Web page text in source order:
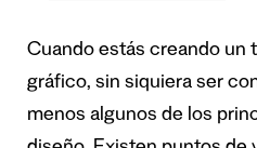
Cuando estás creando un
gráfico, sin siquiera ser
menos algunos de los